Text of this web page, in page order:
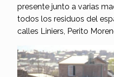
presente junto a varias
todos los residuos del
calles Liniers, Perito